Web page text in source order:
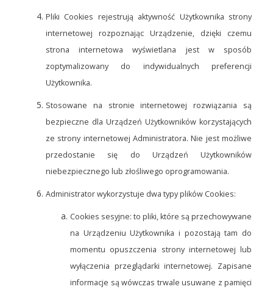
Pliki Cookies rejestrują aktywność Użytkownika strony
internetowej rozpoznając Urządzenie, dzięki czemu
strona internetowa wyświetlana jest w sposób
zoptymalizowany do indywidualnych preferencji
Użytkownika.
Stosowane na stronie internetowej rozwiązania są
bezpieczne dla Urządzeń Użytkowników korzystających
ze strony internetowej Administratora. Nie jest możliwe
przedostanie się do Urządzeń Użytkowników
niebezpiecznego lub złośliwego oprogramowania.
Administrator wykorzystuje dwa typy plików Cookies:
Cookies sesyjne: to pliki, które są przechowywane
na Urządzeniu Użytkownika i pozostają tam do
momentu opuszczenia strony internetowej lub
wyłączenia przeglądarki internetowej. Zapisane
informacje są wówczas trwale usuwane z pamięci